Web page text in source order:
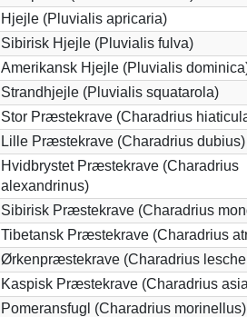
Hjejle (Pluvialis apricaria)
Sibirisk Hjejle (Pluvialis fulva)
Amerikansk Hjejle (Pluvialis
Strandhjejle (Pluvialis squatarola)
Stor Præstekrave (Charadrius
Lille Præstekrave (Charadrius dubius)
Hvidbrystet Præstekrave (Charadrius
alexandrinus)
Sibirisk Præstekrave (Charadrius
Tibetansk Præstekrave (Charadrius
Ørkenpræstekrave (Charadrius
Kaspisk Præstekrave (Charadrius
Pomeransfugl (Charadrius morinellus)